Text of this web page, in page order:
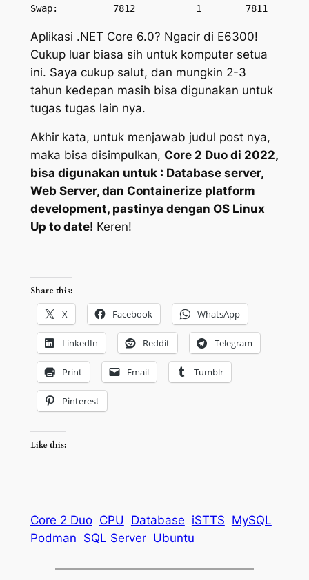
Aplikasi .NET Core 6.0? Ngacir di E6300!
Cukup luar biasa sih untuk komputer setua
ini. Saya cukup salut, dan mungkin 2-3
tahun kedepan masih bisa digunakan untuk
tugas tugas lain nya.
Akhir kata, untuk menjawab judul post nya,
maka bisa disimpulkan, Core 2 Duo di 2022,
bisa digunakan untuk : Database server,
Web Server, dan Containerize platform
development, pastinya dengan OS Linux
Up to date! Keren!
Share this:
X Facebook WhatsApp
LinkedIn Reddit Telegram
Print Email Tumblr
Pinterest
Like this:
Core 2 Duo CPU Database iSTTS MySQL
Podman SQL Server Ubuntu